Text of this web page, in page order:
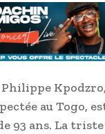
au Togo,
93 ans. La